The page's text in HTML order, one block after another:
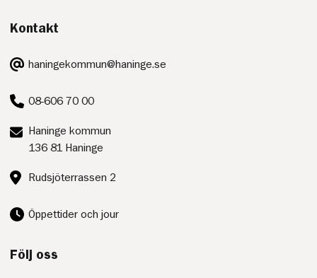
Kontakt
E-
post:
haningekommun@haninge.se
Telefon:
08-606 70 00
Postadress:
Haninge kommun
136 81 Haninge
Besöksadress:
Rudsjöterrassen 2
Öppettider och jour
Följ oss